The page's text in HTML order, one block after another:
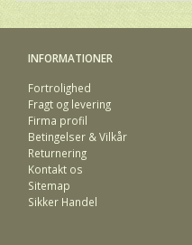
INFORMATIONER
Fortrolighed
Fragt og levering
Firma profil
Betingelser & Vilkår
Returnering
Kontakt os
Sitemap
Sikker Handel